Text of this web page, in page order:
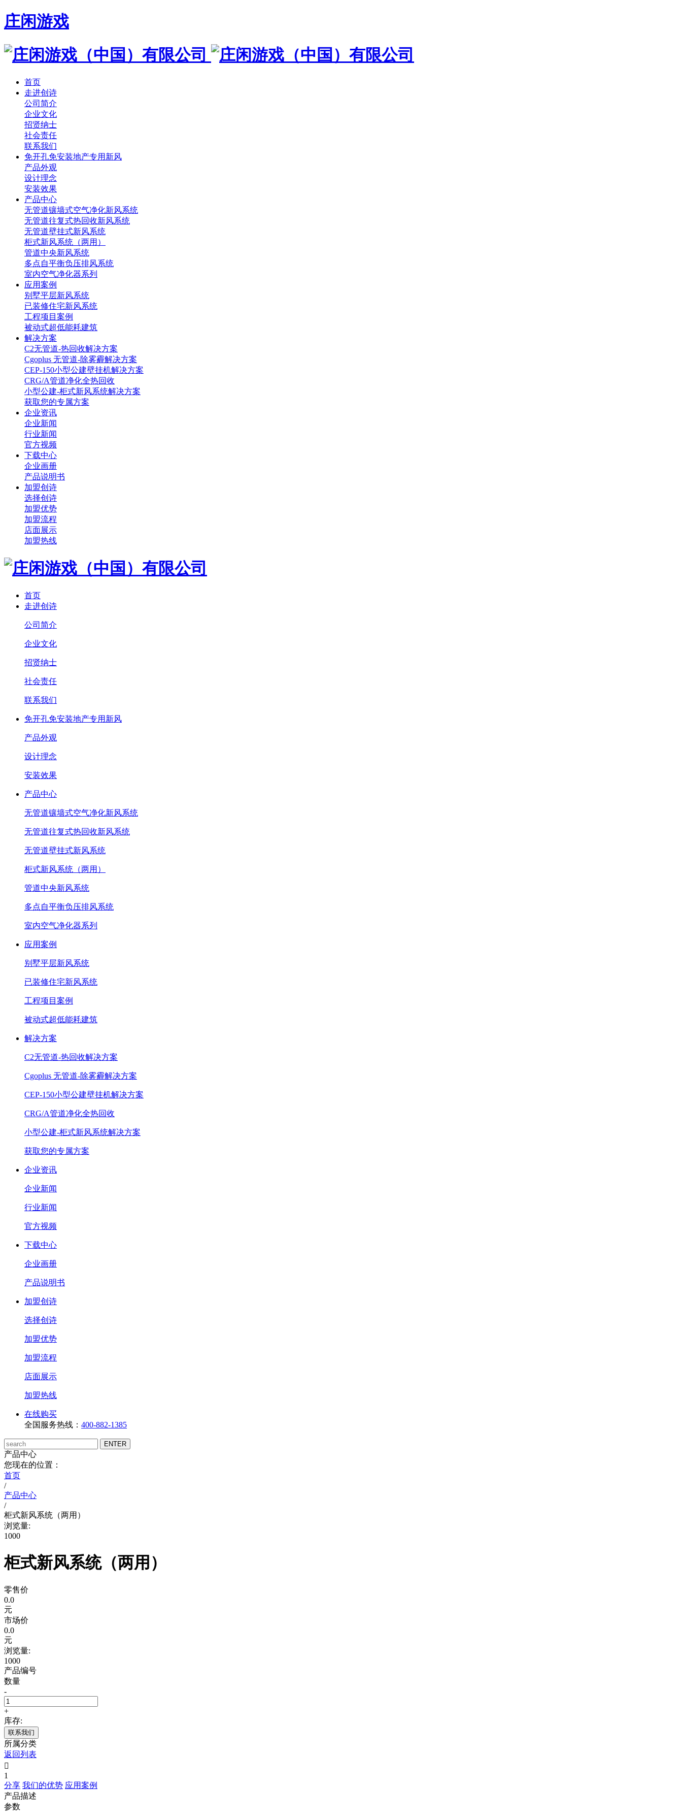
庄闲游戏
首页
走进创诗
公司简介
企业文化
招贤纳士
社会责任
联系我们
免开孔免安装地产专用新风
产品外观
设计理念
安装效果
产品中心
无管道镶墙式空气净化新风系统
无管道往复式热回收新风系统
无管道壁挂式新风系统
柜式新风系统（两用）
管道中央新风系统
多点自平衡负压排风系统
室内空气净化器系列
应用案例
别墅平层新风系统
已装修住宅新风系统
工程项目案例
被动式超低能耗建筑
解决方案
C2无管道-热回收解决方案
Cgoplus 无管道-除雾霾解决方案
CEP-150小型公建壁挂机解决方案
CRG/A管道净化全热回收
小型公建-柜式新风系统解决方案
获取您的专属方案
企业资讯
企业新闻
行业新闻
官方视频
下载中心
企业画册
产品说明书
加盟创诗
选择创诗
加盟优势
加盟流程
店面展示
加盟热线
首页
走进创诗
公司简介
企业文化
招贤纳士
社会责任
联系我们
免开孔免安装地产专用新风
产品外观
设计理念
安装效果
产品中心
无管道镶墙式空气净化新风系统
无管道往复式热回收新风系统
无管道壁挂式新风系统
柜式新风系统（两用）
管道中央新风系统
多点自平衡负压排风系统
室内空气净化器系列
应用案例
别墅平层新风系统
已装修住宅新风系统
工程项目案例
被动式超低能耗建筑
解决方案
C2无管道-热回收解决方案
Cgoplus 无管道-除雾霾解决方案
CEP-150小型公建壁挂机解决方案
CRG/A管道净化全热回收
小型公建-柜式新风系统解决方案
获取您的专属方案
企业资讯
企业新闻
行业新闻
官方视频
下载中心
企业画册
产品说明书
加盟创诗
选择创诗
加盟优势
加盟流程
店面展示
加盟热线
在线购买
全国服务热线： 400-882-1385
产品中心
您现在的位置：
首页
/
产品中心
/
柜式新风系统（两用）
浏览量:
1000
柜式新风系统（两用）
零售价
0.0
元
市场价
0.0
元
浏览量:
1000
产品编号
数量
-
+
库存:
联系我们
所属分类
返回列表

1
分享 我们的优势 应用案例
产品描述
参数